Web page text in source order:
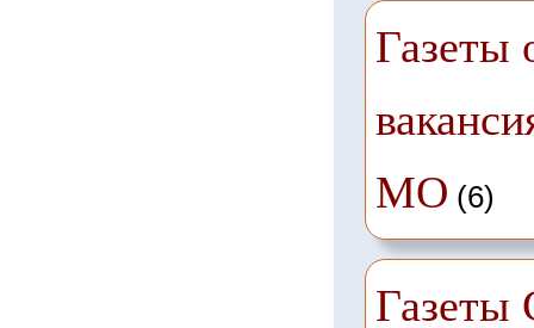
Газеты
МО (6)
Газеты